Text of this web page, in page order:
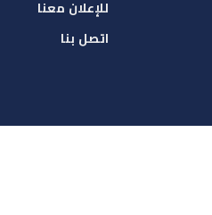
للإعلان معنا
اتصل بنا